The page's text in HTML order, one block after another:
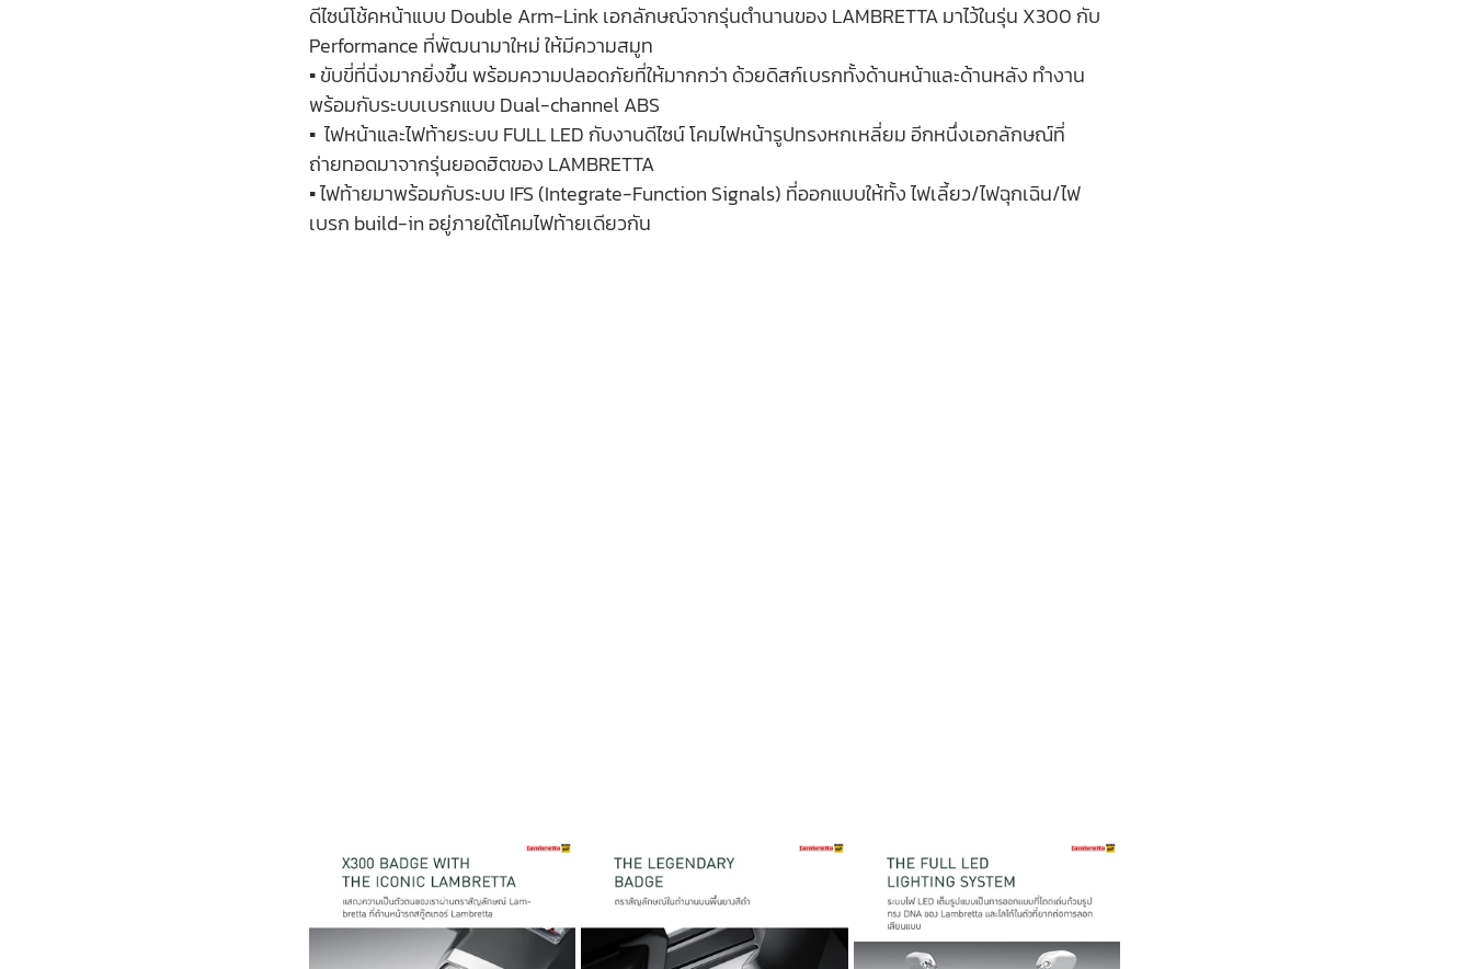
ดีไซน์โช้คหน้าแบบ Double Arm-Link เอกลักษณ์จากรุ่นตำนานของ LAMBRETTA มาไว้ในรุ่น X300 กับ
Performance ที่พัฒนามาใหม่ ให้มีความสมูท
▪️ ขับขี่ที่นิ่งมากยิ่งขึ้น พร้อมความปลอดภัยที่ให้มากกว่า ด้วยดิสก์เบรกทั้งด้านหน้าและด้านหลัง ทำงาน
พร้อมกับระบบเบรกแบบ Dual-channel ABS
▪️  ไฟหน้าและไฟท้ายระบบ FULL LED กับงานดีไซน์ โคมไฟหน้ารูปทรงหกเหลี่ยม อีกหนึ่งเอกลักษณ์ที่
ถ่ายทอดมาจากรุ่นยอดฮิตของ LAMBRETTA
▪️ ไฟท้ายมาพร้อมกับระบบ IFS (Integrate-Function Signals) ที่ออกแบบให้ทั้ง ไฟเลี้ยว/ไฟฉุกเฉิน/ไฟ
เบรก build-in อยู่ภายใต้โคมไฟท้ายเดียวกัน